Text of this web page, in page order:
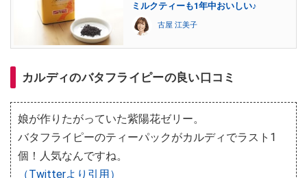
ミルクティーも1年中おいしい♪
古屋 江美子
カルディのバタフライピーの良い口コミ
娘が作りたがっていた紫陽花ゼリー。
バタフライピーのティーパックがカルディでラスト1
個！人気なんですね。
（Twitterより引用）